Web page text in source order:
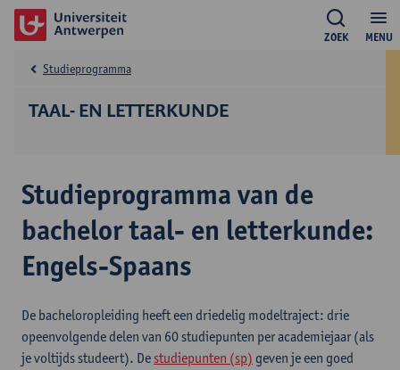
MENU
ZOEK
TAAL- EN LETTERKUNDE
Studieprogramma
Studieprogramma van de
bachelor taal- en letterkunde:
Engels-Spaans
De bacheloropleiding heeft een driedelig modeltraject: drie
opeenvolgende delen van 60 studiepunten per academiejaar (als
je voltijds studeert). De studiepunten (sp) geven je een goed